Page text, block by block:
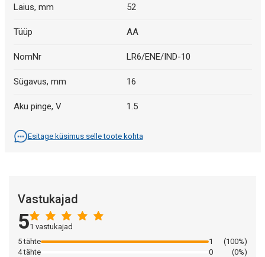
Laius, mm 52
Tüüp AA
NomNr LR6/ENE/IND-10
Sügavus, mm 16
Aku pinge, V 1.5
Esitage küsimus selle toote kohta
Vastukajad
51 vastukajad
5 tähte
1
(100%)
4 tähte
0
(0%)